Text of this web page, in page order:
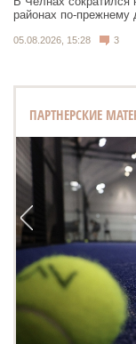
районах по-прежнему
05.08.2026, 15:28 3
ПАРТНЕРСКИЕ